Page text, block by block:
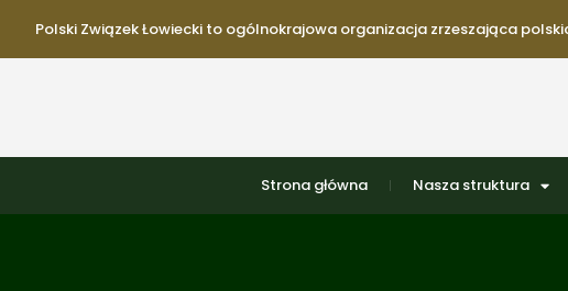
Polski Związek Łowiecki to ogólnokrajowa organizacja zrzeszająca
Strona główna Nasza struktura